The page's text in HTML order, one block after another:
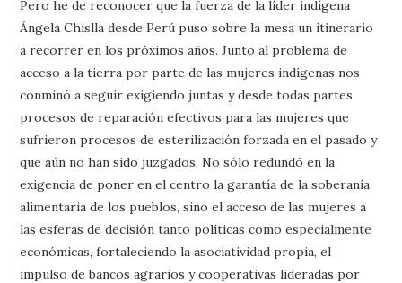
Pero he de reconocer que la fuerza de la líder indígena
Ángela Chislla desde Perú puso sobre la mesa un itinerario
a recorrer en los próximos años. Junto al problema de
acceso a la tierra por parte de las mujeres indígenas nos
conminó a seguir exigiendo juntas y desde todas partes
procesos de reparación efectivos para las mujeres que
sufrieron procesos de esterilización forzada en el pasado y
que aún no han sido juzgados. No sólo redundó en la
exigencia de poner en el centro la garantía de la soberanía
alimentaria de los pueblos, sino el acceso de las mujeres a
las esferas de decisión tanto políticas como especialmente
económicas, fortaleciendo la asociatividad propia, el
impulso de bancos agrarios y cooperativas lideradas por